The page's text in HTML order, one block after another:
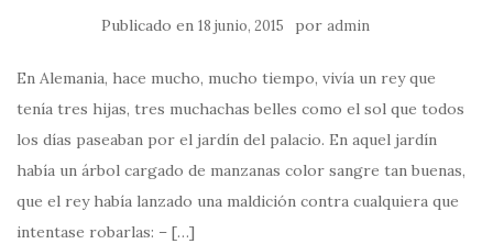
Publicado en 18 junio, 2015 por admin
En Alemania, hace mucho, mucho tiempo, vivía un rey que
tenía tres hijas, tres muchachas belles como el sol que todos
los días paseaban por el jardín del palacio. En aquel jardín
había un árbol cargado de manzanas color sangre tan buenas,
que el rey había lanzado una maldición contra cualquiera que
intentase robarlas: – […]